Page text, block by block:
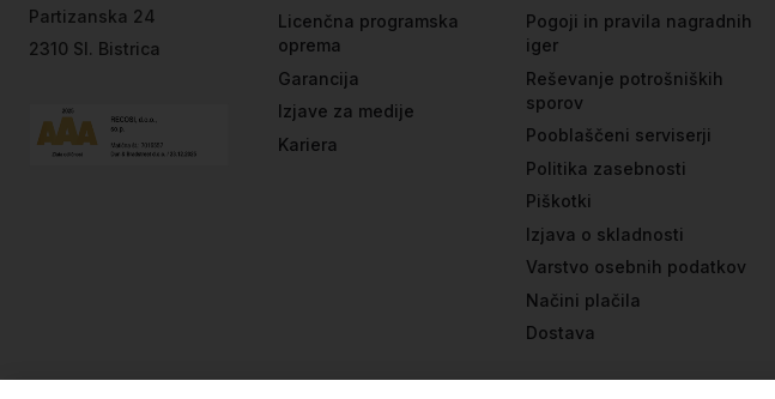
Partizanska 24
2310 Sl. Bistrica
Licenčna programska
oprema
Garancija
Izjave za medije
Kariera
Pogoji in pravila nagradnih
iger
Reševanje potrošniških
sporov
Pooblaščeni serviserji
Politika zasebnosti
Piškotki
Izjava o skladnosti
Varstvo osebnih podatkov
Načini plačila
Dostava